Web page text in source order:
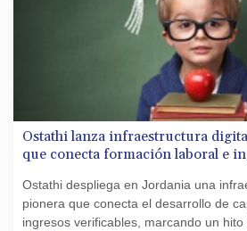
Ostathi lanza infraestructura
que conecta formación laboral e
Ostathi despliega en Jordania una
pionera que conecta el desarrollo de
ingresos verificables, marcando un